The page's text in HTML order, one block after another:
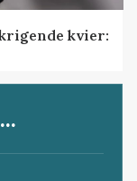
kvier: